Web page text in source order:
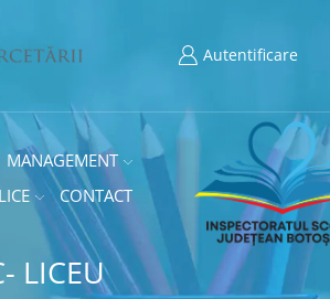
Autentificare
MANAGEMENT
CONTACT
LICEU